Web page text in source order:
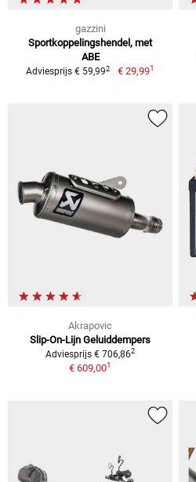
gazzini
Sportkoppelingshendel, met
ABE
Adviesprijs € 59,992 € 29,991
Akrapovic
Slip-On-Lijn Geluiddempers
Adviesprijs € 706,862
€ 609,001